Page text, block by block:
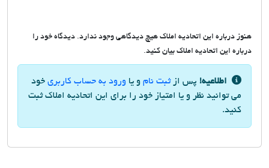
هنوز درباره این اتحادیه املاک هیچ دیدگاهی وجود ندارد. دیدگاه خود را
درباره این اتحادیه املاک بیان کنید.
اطلاعیه! پس ازثبت نام و یا ورود به حساب کاربری خود
می توانید نظر و یا امتیاز خود را برای این اتحادیه املاک ثبت
کنید.